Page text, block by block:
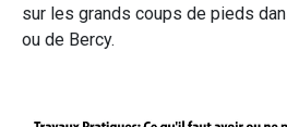
sur les grands coups de pieds
ou de Bercy.